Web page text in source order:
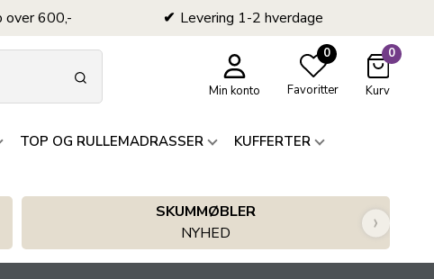
over 600,- Levering 1-2 hverdage
Min konto
0
Favoritter
0
Kurv
TOP OG RULLEMADRASSER
KUFFERTER
SKUMMØBLER
NYHED
›